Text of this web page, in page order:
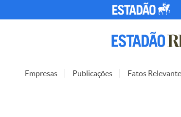
Empresas Publicações Fatos